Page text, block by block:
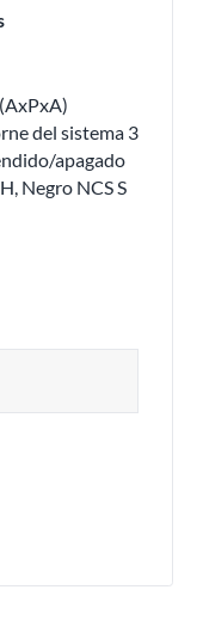
del sistema 3
apagado
Negro NCS S